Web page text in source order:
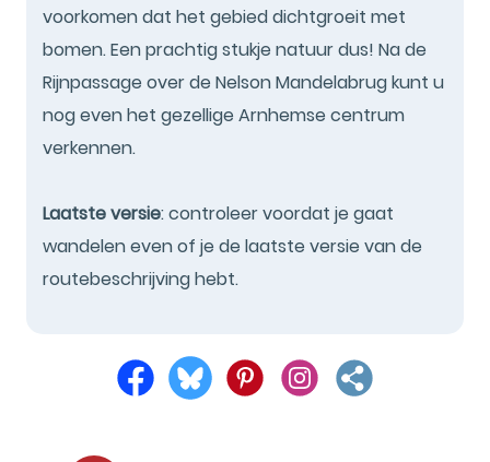
voorkomen dat het gebied dichtgroeit met
bomen. Een prachtig stukje natuur dus! Na de
Rijnpassage over de Nelson Mandelabrug kunt u
nog even het gezellige Arnhemse centrum
verkennen.
Laatste versie: controleer voordat je gaat
wandelen even of je de laatste versie van de
routebeschrijving hebt.